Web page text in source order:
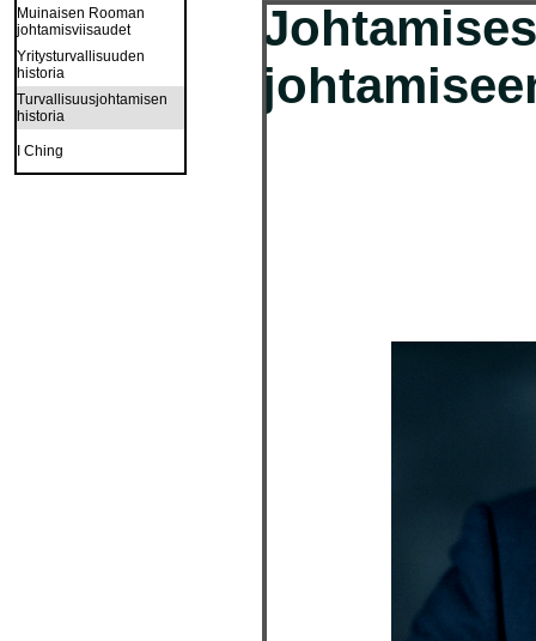
Muinaisen Rooman
johtamisviisaudet
Yritysturvallisuuden
historia
Turvallisuusjohtamisen
historia
I Ching